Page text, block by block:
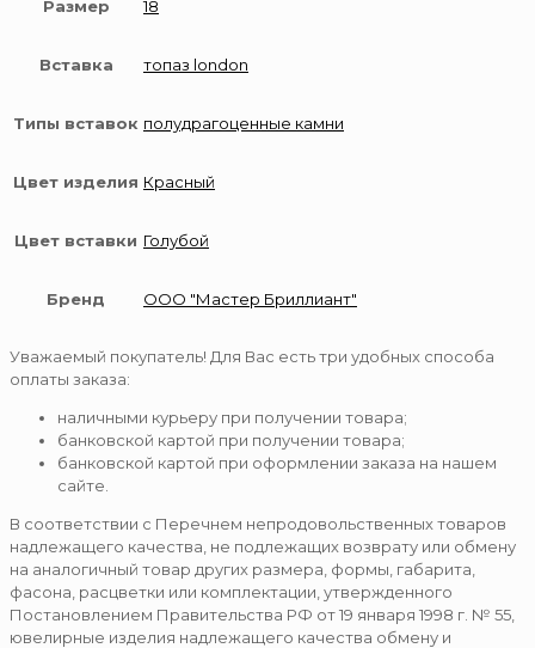
Размер 18
Вставка топаз london
Типы вставок полудрагоценные камни
Цвет изделия Красный
Цвет вставки Голубой
Бренд ООО "Мастер Бриллиант"
Уважаемый покупатель! Для Вас есть три удобных способа
оплаты заказа:
наличными курьеру при получении товара;
банковской картой при получении товара;
банковской картой при оформлении заказа на нашем
сайте.
В соответствии с Перечнем непродовольственных товаров
надлежащего качества, не подлежащих возврату или обмену
на аналогичный товар других размера, формы, габарита,
фасона, расцветки или комплектации, утвержденного
Постановлением Правительства РФ от 19 января 1998 г. № 55,
ювелирные изделия надлежащего качества обмену и